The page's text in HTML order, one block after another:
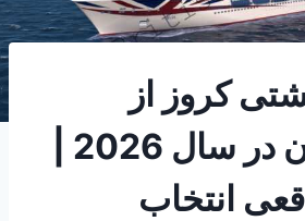
۴ کشتی کروز از
انتخاب